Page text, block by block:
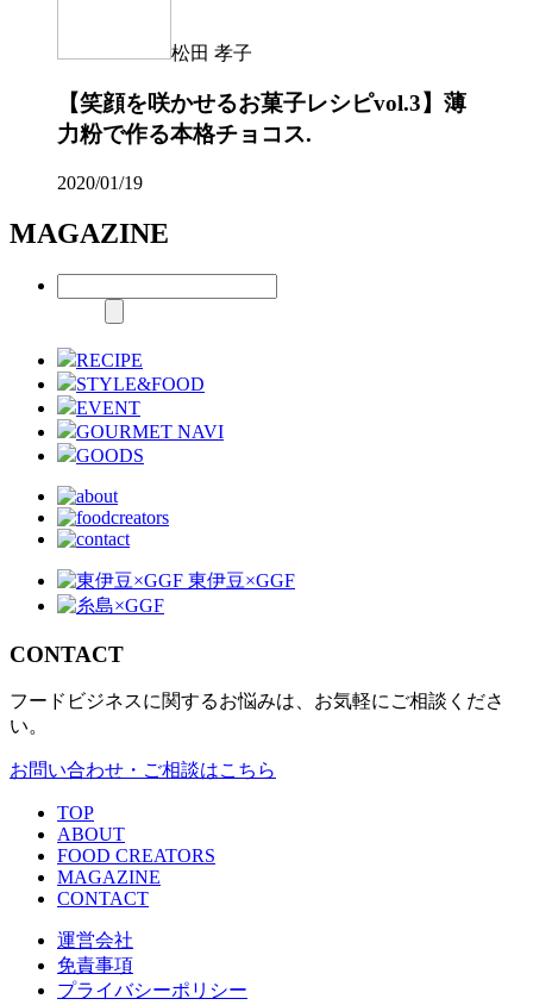
松田 孝子
【笑顔を咲かせるお菓子レシピvol.3】薄
力粉で作る本格チョコス.
2020/01/19
MAGAZINE
RECIPE
STYLE&FOOD
EVENT
GOURMET NAVI
GOODS
CONTACT
フードビジネスに関するお悩みは、お気軽にご相談くださ
い。
お問い合わせ・ご相談はこちら
TOP
ABOUT
FOOD CREATORS
MAGAZINE
CONTACT
運営会社
免責事項
プライバシーポリシー